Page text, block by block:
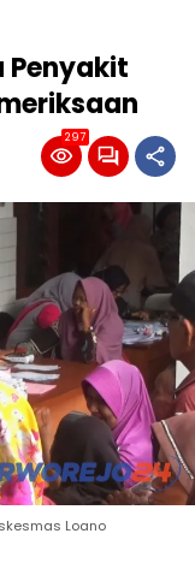
Penyakit
297
Loano